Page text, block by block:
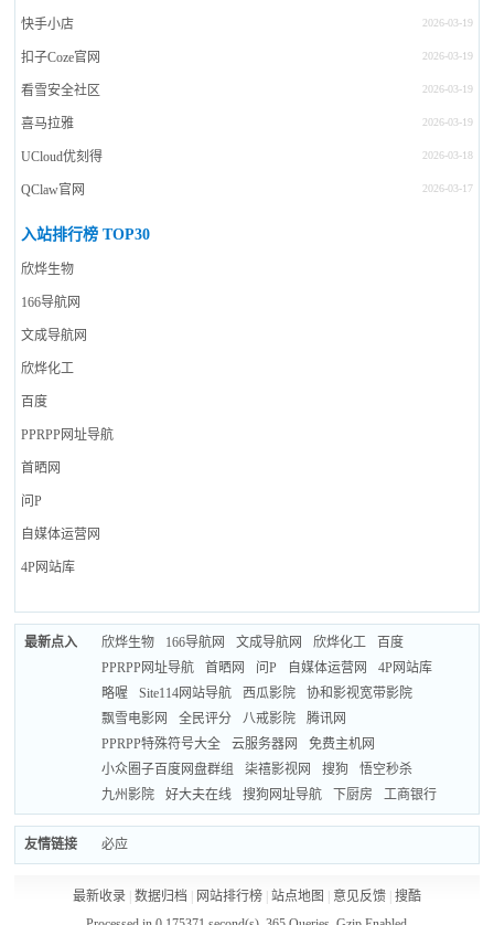
快手小店 2026-03-19
扣子Coze官网 2026-03-19
看雪安全社区 2026-03-19
喜马拉雅 2026-03-19
UCloud优刻得 2026-03-18
QClaw官网 2026-03-17
入站排行榜 TOP30
欣烨生物
166导航网
文成导航网
欣烨化工
百度
PPRPP网址导航
首晒网
问P
自媒体运营网
4P网站库
最新点入 欣烨生物 166导航网 文成导航网 欣烨化工
百度
PPRPP网址导航
首晒网 问P 自媒体运营网
4P网站库
略喔
Site114网站导航 西瓜影院
协和影视宽带影院
飘雪电影网
全民评分 八戒影院
腾讯网
PPRPP特殊符号大全
云服务器网
免费主机网
小众圈子百度网盘群组
柒禧影视网 搜狗
悟空秒杀
九州影院
好大夫在线 搜狗网址导航 下厨房 工商银行
友情链接 必应
最新收录| 数据归档 网站排行榜| 站点地图 意见反馈| 搜酷